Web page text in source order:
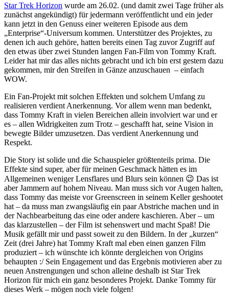
Star Trek Horizon wurde am 26.02. (und damit zwei Tage früher als
zunächst angekündigt) für jedermann veröffentlicht und ein jeder
kann jetzt in den Genuss einer weiteren Episode aus dem
„Enterprise“-Universum kommen. Unterstützer des Projektes, zu
denen ich auch gehöre, hatten bereits einen Tag zuvor Zugriff auf
den etwas über zwei Stunden langen Fan-Film von Tommy Kraft.
Leider hat mir das alles nichts gebracht und ich bin erst gestern dazu
gekommen, mir den Streifen in Gänze anzuschauen – einfach
WOW.
Ein Fan-Projekt mit solchen Effekten und solchem Umfang zu
realisieren verdient Anerkennung. Vor allem wenn man bedenkt,
dass Tommy Kraft in vielen Bereichen allein involviert war und er
es – allen Widrigkeiten zum Trotz – geschafft hat, seine Vision in
bewegte Bilder umzusetzen. Das verdient Anerkennung und
Respekt.
Die Story ist solide und die Schauspieler größtenteils prima. Die
Effekte sind super, aber für meinen Geschmack hätten es im
Allgemeinen weniger Lensflares und Blurs sein können 😉 Das ist
aber Jammern auf hohem Niveau. Man muss sich vor Augen halten,
dass Tommy das meiste vor Greenscreen in seinem Keller geshootet
hat – da muss man zwangsläufig ein paar Abstriche machen und in
der Nachbearbeitung das eine oder andere kaschieren. Aber – um
das klarzustellen – der Film ist sehenswert und macht Spaß! Die
Musik gefällt mir und passt soweit zu den Bildern. In der „kurzen“
Zeit (drei Jahre) hat Tommy Kraft mal eben einen ganzen Film
produziert – ich wünschte ich könnte dergleichen von Origins
behaupten :/ Sein Engagement und das Ergebnis motivieren aber zu
neuen Anstrengungen und schon alleine deshalb ist Star Trek
Horizon für mich ein ganz besonderes Projekt. Danke Tommy für
dieses Werk – mögen noch viele folgen!